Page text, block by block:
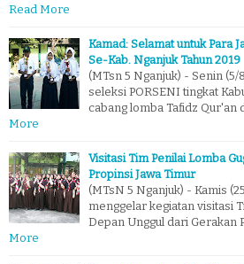
Read More
Kamad: Selamat untuk Para
Se-Kab. Nganjuk Tahun 2019
(MTsn 5 Nganjuk) - Senin (5/
seleksi PORSENI tingkat
cabang lomba Tafidz Qur'an
More
Visitasi Tim Penilai Lomba
Propinsi Jawa Timur
(MTsN 5 Nganjuk) - Kamis
menggelar kegiatan visitasi
Depan Unggul dari Gerakan
More